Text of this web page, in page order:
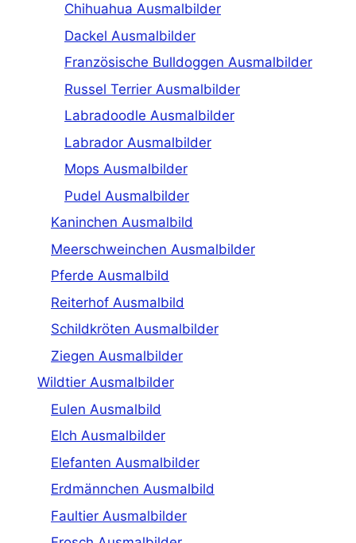
Chihuahua Ausmalbilder
Dackel Ausmalbilder
Französische Bulldoggen Ausmalbilder
Russel Terrier Ausmalbilder
Labradoodle Ausmalbilder
Labrador Ausmalbilder
Mops Ausmalbilder
Pudel Ausmalbilder
Kaninchen Ausmalbild
Meerschweinchen Ausmalbilder
Pferde Ausmalbild
Reiterhof Ausmalbild
Schildkröten Ausmalbilder
Ziegen Ausmalbilder
Wildtier Ausmalbilder
Eulen Ausmalbild
Elch Ausmalbilder
Elefanten Ausmalbilder
Erdmännchen Ausmalbild
Faultier Ausmalbilder